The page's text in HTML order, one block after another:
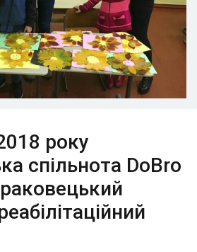
року
спільнота DoBro